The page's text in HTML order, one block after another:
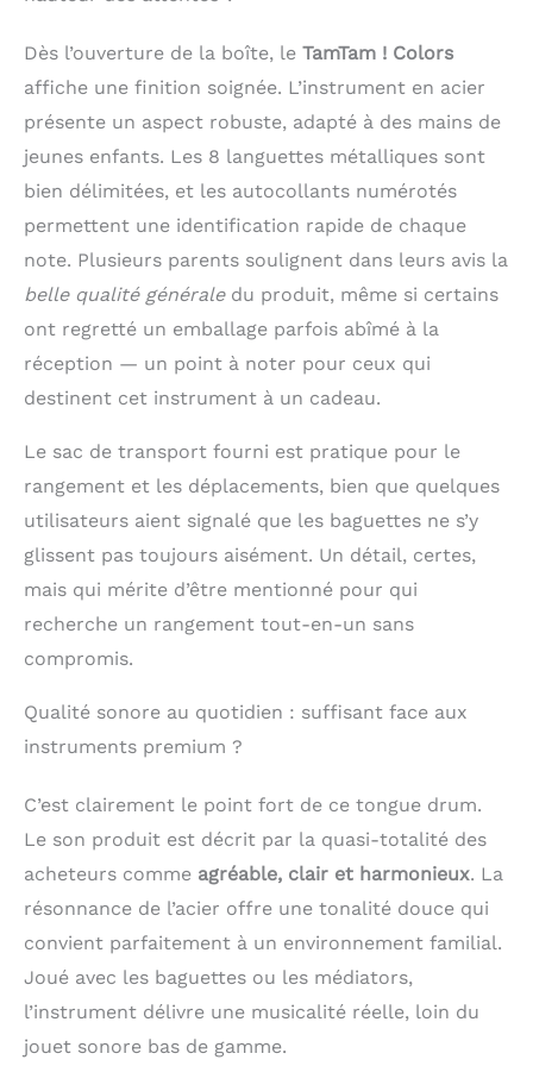
9,5 cm), livre 16
comptines pour
2 médiators, sac de
transport, chiffon de
autocollants de
rechange. Une batterie
pour enfants pour
débuter dans le
monde de la
percussion FACILE
JOUER - Original et
amusant pour les
de musique est
indiquée par une
figure géométrique
colorée et un chiffre,
afin que les enfants
des chansons tout en
reconnaissant les
figures. Vous pouvez
Avec les baguettes, les
mains INSTRUMENT
DE MUSIQUE -
Handpan TamTam !
percussion de batterie
pour se lancer dans la
musique à travers le
jeu avec des figures
géométriques, des
Dès l’ouverture de la boîte, le TamTam ! Colors
affiche une finition soignée. L’instrument en acier
présente un aspect robuste, adapté à des mains de
jeunes enfants. Les 8 languettes métalliques sont
bien délimitées, et les autocollants numérotés
permettent une identification rapide de chaque
note. Plusieurs parents soulignent dans leurs avis la
belle qualité généraledu produit, même si certains
ont regretté un emballage parfois abîmé à la
réception — un point à noter pour ceux qui
destinent cet instrument à un cadeau.
Le sac de transport fourni est pratique pour le
rangement et les déplacements, bien que quelques
utilisateurs aient signalé que les baguettes ne s’y
glissent pas toujours aisément. Un détail, certes,
mais qui mérite d’être mentionné pour qui
recherche un rangement tout-en-un sans
compromis.
Qualité sonore au quotidien : suffisant face aux
instruments premium ?
C’est clairement le point fort de ce tongue drum.
Le son produit est décrit par la quasi-totalité des
acheteurs comme agréable, clair et harmonieux. La
résonnance de l’acier offre une tonalité douce qui
convient parfaitement à un environnement familial.
Joué avec les baguettes ou les médiators,
l’instrument délivre une musicalité réelle, loin du
jouet sonore bas de gamme.